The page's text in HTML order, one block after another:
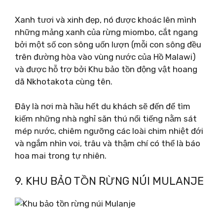
Xanh tươi và xinh đẹp, nó được khoác lên mình
những mảng xanh của rừng miombo, cắt ngang
bởi một số con sông uốn lượn (mỗi con sông đều
trên đường hòa vào vùng nước của Hồ Malawi)
và được hỗ trợ bởi Khu bảo tồn động vật hoang
dã Nkhotakota cùng tên.
Đây là nơi mà hầu hết du khách sẽ đến để tìm
kiếm những nhà nghỉ săn thú nổi tiếng nằm sát
mép nước, chiêm ngưỡng các loài chim nhiệt đới
và ngắm nhìn voi, trâu và thậm chí có thể là báo
hoa mai trong tự nhiên.
9. KHU BẢO TỒN RỪNG NÚI MULANJE